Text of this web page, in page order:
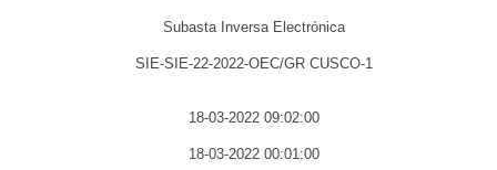
Subasta Inversa Electrónica
SIE-SIE-22-2022-OEC/GR CUSCO-1
18-03-2022 09:02:00
18-03-2022 00:01:00